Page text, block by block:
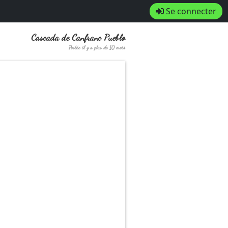
Se connecter
Cascada de Canfranc Pueblo
Postée il y a plus de 10 mois